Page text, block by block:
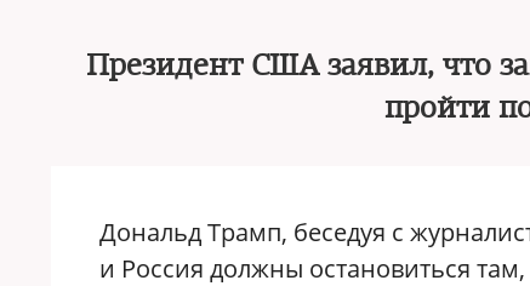
Президент США заявил, что
пройти
Дональд Трамп, беседуя с
и Россия должны остановиться